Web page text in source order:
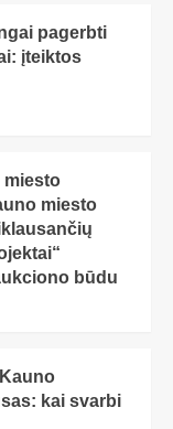
pagerbti
įteiktos
miesto
miesto
būdu
kai svarbi